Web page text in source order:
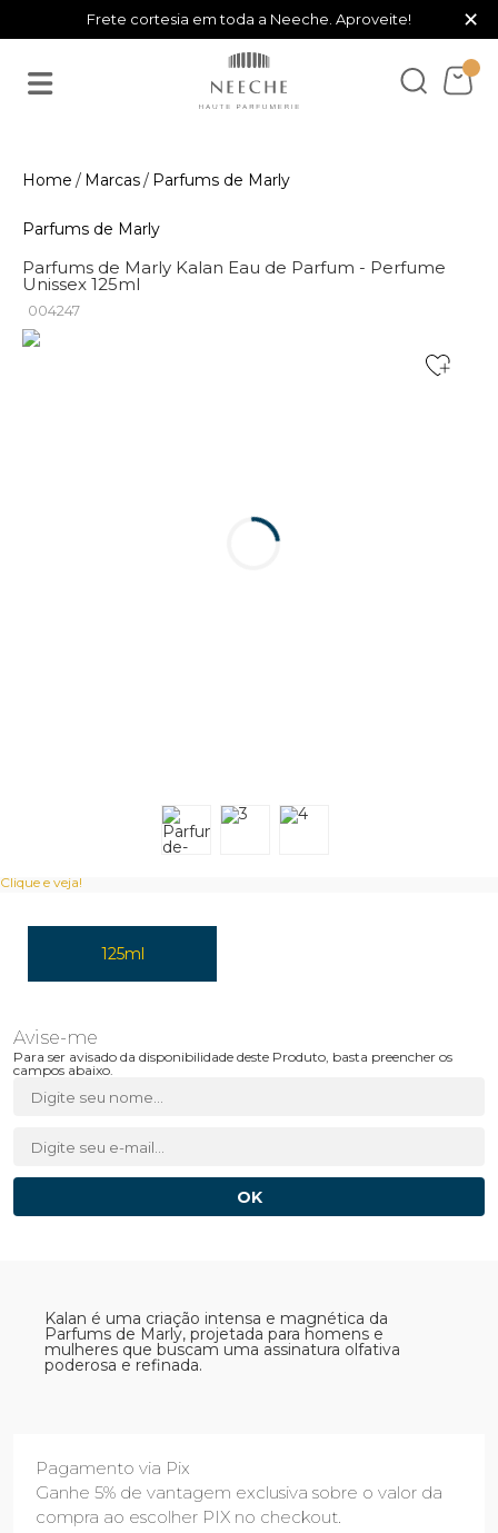
Frete cortesia em toda a Neeche. Aproveite! ×
Marcas Parfums de Marly
Parfums de Marly
Parfums de Marly Kalan Eau de Parfum - Perfume
Unissex 125ml
004247
Clique e veja!
125ml
Para ser avisado da disponibilidade deste Produto, basta preencher os
campos abaixo.
Kalan é uma criação intensa e magnética da
Parfums de Marly, projetada para homens e
mulheres que buscam uma assinatura olfativa
poderosa e refinada.
Pagamento via Pix
Ganhe 5% de vantagem exclusiva sobre o valor da
compra ao escolher PIX no checkout.